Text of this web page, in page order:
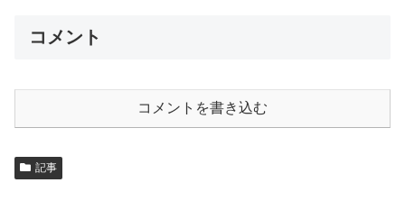
コメント
コメントを書き込む
記事